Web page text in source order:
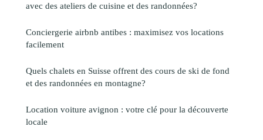
avec des ateliers de cuisine et des randonnées?
Conciergerie airbnb antibes : maximisez vos locations
facilement
Quels chalets en Suisse offrent des cours de ski de fond
et des randonnées en montagne?
Location voiture avignon : votre clé pour la découverte
locale